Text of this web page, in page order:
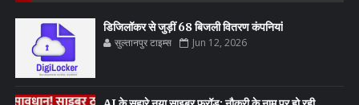
डिजिलॉकर से जुड़ीं 68 बिजली वितरण कंपनियां
सुल्तानपुर टाइम्स Jun 12, 2026